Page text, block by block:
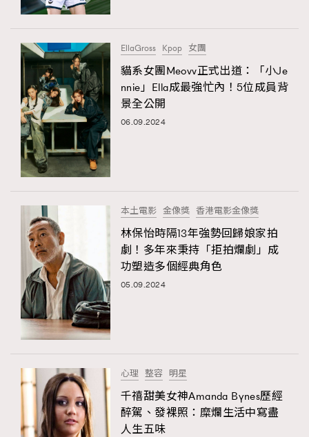
EllaGross Kpop 女團
貓系女團Meovv正式出道：「小Je
nnie」Ella成最強忙內！5位成員背
景全公開
06.09.2024
本土電影 金像獎 香港電影金像獎
林保怡時隔13年強勢回歸娘家拍
劇！多年來秉持「拒拍爛劇」成
功塑造多個經典角色
05.09.2024
心理 整容 明星
千禧甜美女神Amanda Bynes歷經
醉駕、發裸照：糜爛生活中寫盡
人生五味